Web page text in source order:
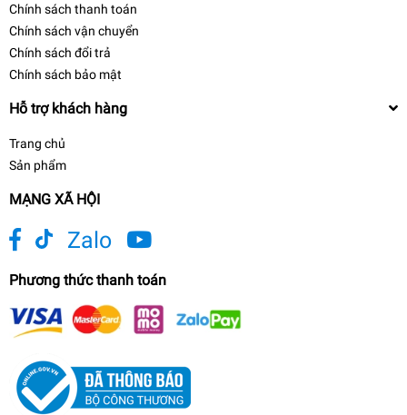
Chính sách thanh toán
Chính sách vận chuyển
Chính sách đổi trả
Chính sách bảo mật
Hỗ trợ khách hàng
Trang chủ
Sản phẩm
MẠNG XÃ HỘI
Zalo
Phương thức thanh toán